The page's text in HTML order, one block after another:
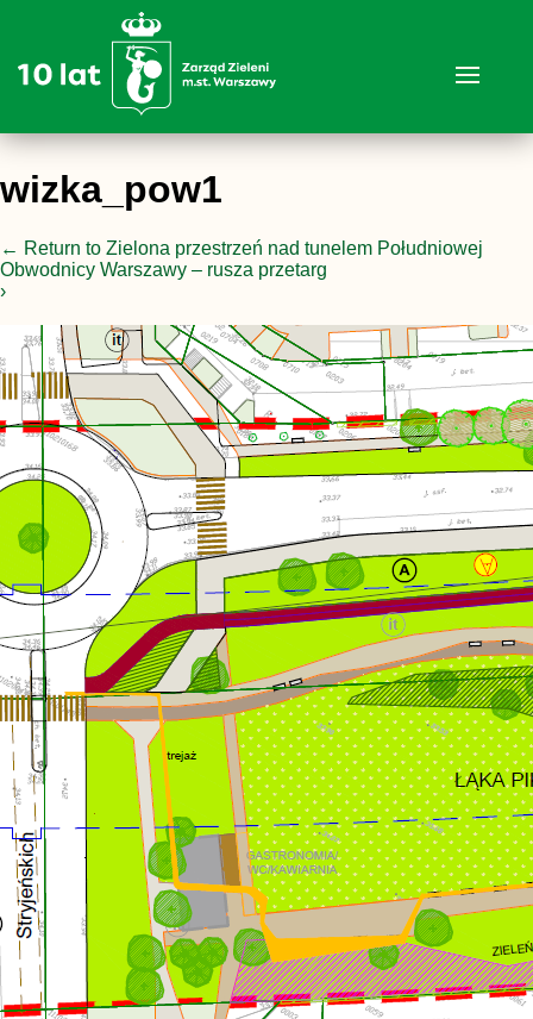
wizka_pow1
← Return to Zielona przestrzeń nad tunelem Południowej
Obwodnicy Warszawy – rusza przetarg
›